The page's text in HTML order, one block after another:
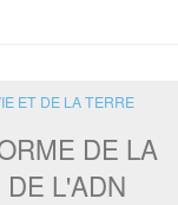
ET DE LA TERRE
DE LA
L'ADN